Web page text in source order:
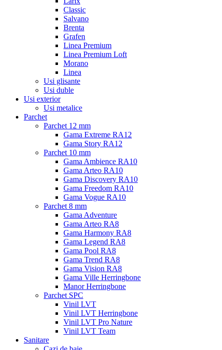
Classic
Salvano
Brenta
Grafen
Linea Premium
Linea Premium Loft
Morano
Linea
Usi glisante
Usi duble
Usi exterior
Usi metalice
Parchet
Parchet 12 mm
Gama Extreme RA12
Gama Story RA12
Parchet 10 mm
Gama Ambience RA10
Gama Arteo RA10
Gama Discovery RA10
Gama Freedom RA10
Gama Vogue RA10
Parchet 8 mm
Gama Adventure
Gama Arteo RA8
Gama Harmony RA8
Gama Legend RA8
Gama Pool RA8
Gama Trend RA8
Gama Vision RA8
Gama Ville Herringbone
Manor Herringbone
Parchet SPC
Vinil LVT
Vinil LVT Herringbone
Vinil LVT Pro Nature
Vinil LVT Team
Sanitare